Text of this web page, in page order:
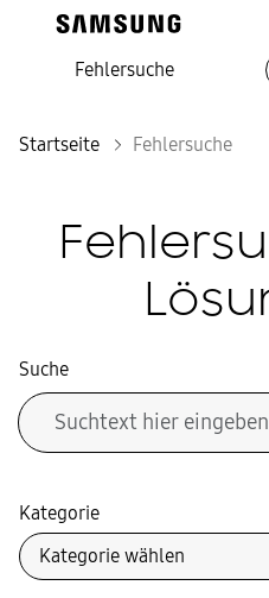
Fehlersuche
Startseite Fehlersuche
Suche
Kategorie